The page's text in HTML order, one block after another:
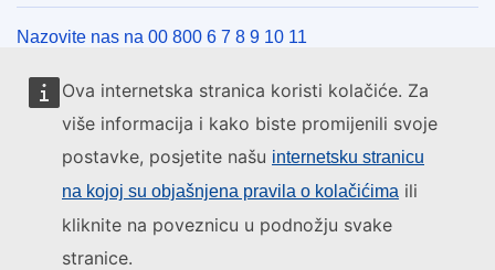
Ova internetska stranica koristi kolačiće. Za
više informacija i kako biste promijenili svoje
postavke, posjetite našu internetsku stranicu
na kojoj su objašnjena pravila o kolačićima ili
kliknite na poveznicu u podnožju svake
stranice.
Nazovite nas na 00 800 6 7 8 9 10 11
Uspostavite telefonsku vezu na drugi način
Pišite nam služeći se našim obrascem za kontakt
Upoznajte nas u jednom od centara EU-a
Pronađite EU na društvenim mrežama